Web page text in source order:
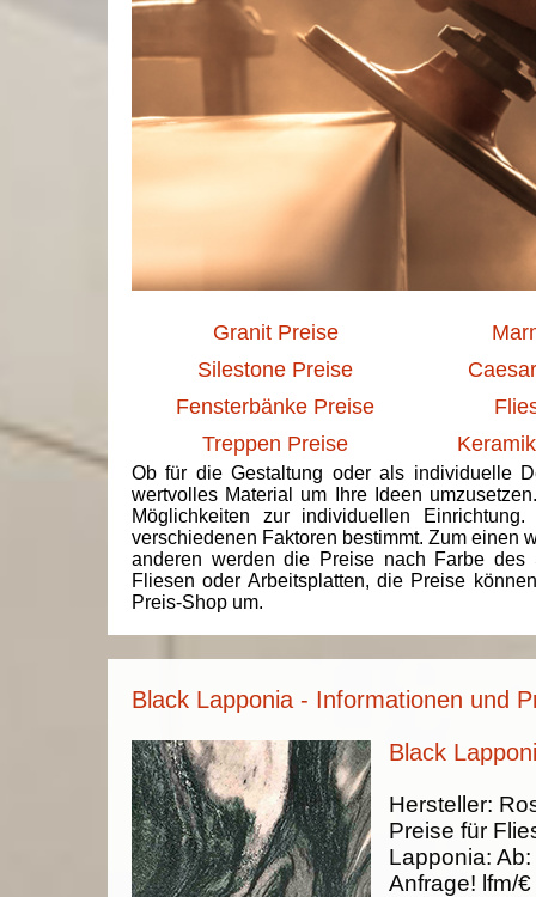
Granit Preise
Silestone Preise
Fensterbänke Preise
Treppen Preise
Ob für die Gestaltung oder als individuelle
wertvolles Material um Ihre Ideen
Möglichkeiten zur individuellen
verschiedenen Faktoren bestimmt. Zum einen
anderen werden die Preise nach Farbe des
Fliesen oder Arbeitsplatten, die Preise
Preis-Shop um.
Black Lapponia - Informationen und
Black
Hersteller:
Preise für
Lapponia: Ab:
Anfrage! lfm/€